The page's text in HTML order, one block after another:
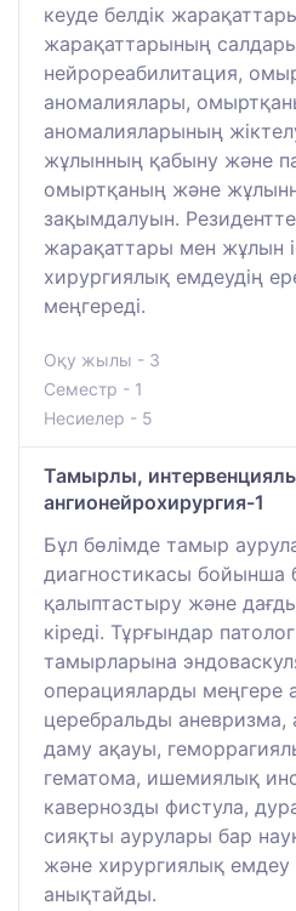
кеуде белдік
жарақаттарының
нейрореабилитация,
аномалиялары,
аномалияларының
жұлынның қабыну және
омыртқаның және
зақымдалуын.
жарақаттары мен жұлын
хирургиялық емдеудің
меңгереді.
Оқу жылы - 3
Семестр - 1
Несиелер - 5
Тамырлы,
ангионейрохирургия-1
Бұл бөлімде тамыр
диагностикасы бойынша
қалыптастыру және
кіреді. Тұрғындар
тамырларына
операцияларды меңгере
церебральды аневризма,
даму ақауы,
гематома, ишемиялық
кавернозды фистула,
сияқты аурулары бар
және хирургиялық емдеу
анықтайды.